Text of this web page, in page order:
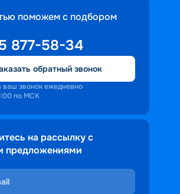
поможем с подбором
877-58-34
обратный звонок
ваш звонок ежедневно
по МСК
на рассылку с
предложениями